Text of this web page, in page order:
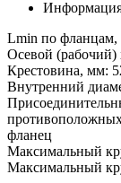
Lmin по
Осевой (рабочий)
Крестовина, мм:
Внутренний
фланец
Максимальный
Максимальный